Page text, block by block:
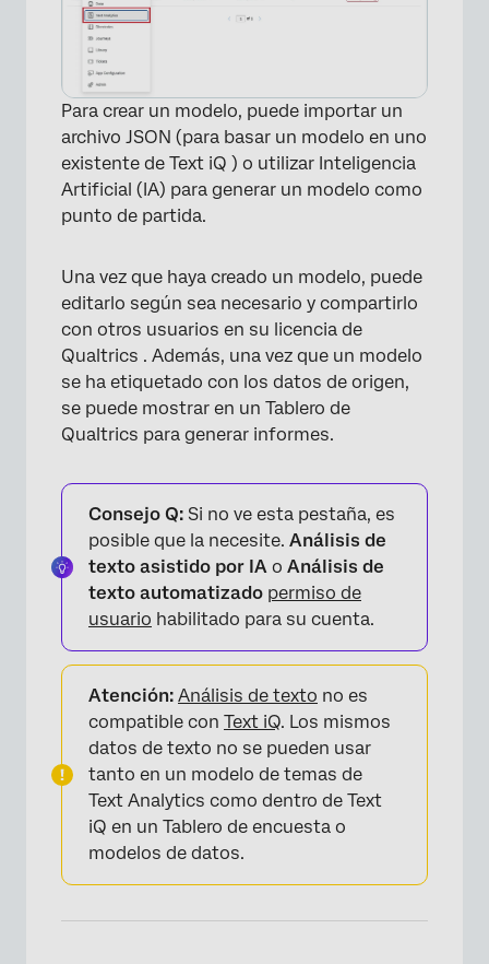
×
Para crear un modelo, puede importar un
archivo JSON (para basar un modelo en uno
existente de Text iQ ) o utilizar Inteligencia
Artificial (IA) para generar un modelo como
punto de partida.
Una vez que haya creado un modelo, puede
editarlo según sea necesario y compartirlo
con otros usuarios en su licencia de
Qualtrics . Además, una vez que un modelo
se ha etiquetado con los datos de origen,
se puede mostrar en un Tablero de
Qualtrics para generar informes.
Consejo Q: Si no ve esta pestaña, es
posible que la necesite. Análisis de
texto asistido por IA o Análisis de
texto automatizado permiso de
usuario habilitado para su cuenta.
Atención: Análisis de texto no es
compatible con Text iQ. Los mismos
datos de texto no se pueden usar
tanto en un modelo de temas de
Text Analytics como dentro de Text
iQ en un Tablero de encuesta o
modelos de datos.